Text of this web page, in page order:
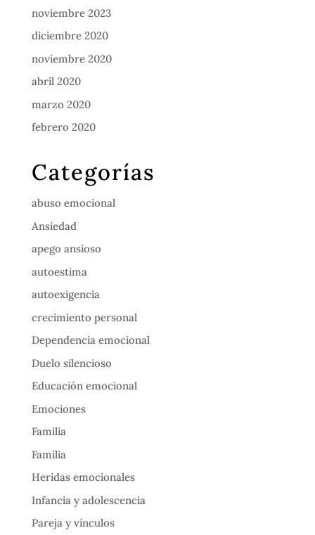
noviembre 2023
diciembre 2020
noviembre 2020
abril 2020
marzo 2020
febrero 2020
Categorías
abuso emocional
Ansiedad
apego ansioso
autoestima
autoexigencia
crecimiento personal
Dependencia emocional
Duelo silencioso
Educación emocional
Emociones
Familia
Familia
Heridas emocionales
Infancia y adolescencia
Pareja y vínculos